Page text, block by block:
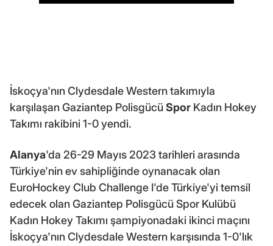
İskoçya'nın Clydesdale Western takımıyla
karşılaşan Gaziantep PolisgücüSpor Kadın Hokey
Takımı rakibini 1-0 yendi.
Alanya'da 26-29 Mayıs 2023 tarihleri arasında
Türkiye'nin ev sahipliğinde oynanacak olan
EuroHockey Club Challenge I'de Türkiye'yi temsil
edecek olan Gaziantep Polisgücü Spor Kulübü
Kadın Hokey Takımı şampiyonadaki ikinci maçını
İskoçya'nın Clydesdale Western karşısında 1-0'lık